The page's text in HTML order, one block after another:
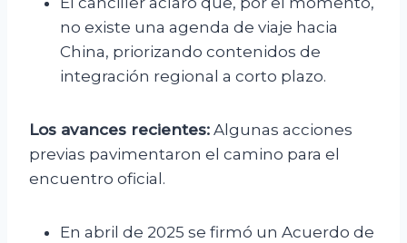
no existe una agenda de viaje hacia
China, priorizando contenidos de
integración regional a corto plazo.
Los avances recientes: Algunas acciones
previas pavimentaron el camino para el
encuentro oficial.
En abril de 2025 se firmó un Acuerdo de